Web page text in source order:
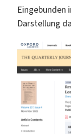
Eingebunden
Darstellung